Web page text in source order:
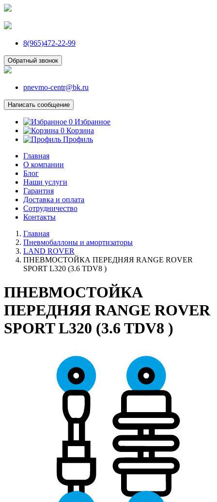
8(965)472-22-99
Обратный звонок
pnevmo-centr@bk.ru
Написать сообщение
0 Избранное
0 Корзина
Профиль
Главная
О компании
Блог
Наши услуги
Гарантия
Доставка и оплата
Сотрудничество
Контакты
Главная
Пневмобаллоны и амортизаторы
LAND ROVER
ПНЕВМОСТОЙКА ПЕРЕДНЯЯ RANGE ROVER
SPORT L320 (3.6 TDV8 )
ПНЕВМОСТОЙКА
ПЕРЕДНЯЯ RANGE ROVER
SPORT L320 (3.6 TDV8 )